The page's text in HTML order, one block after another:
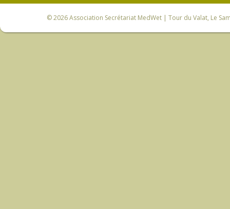
© 2026Association Secrétariat MedWet | Tour du Valat, Le